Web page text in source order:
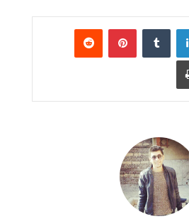
لينكدإن بينتيريست
طباعة